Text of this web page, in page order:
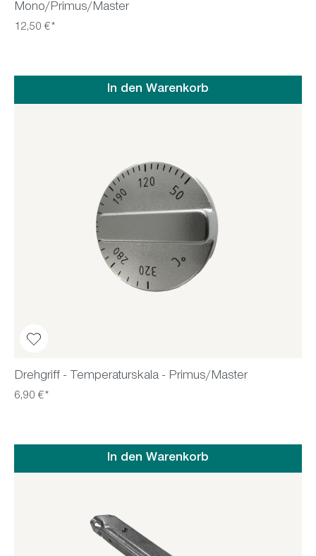
Mono/Primus/Master
12,50 €*
In den Warenkorb
Drehgriff - Temperaturskala - Primus/Master
6,90 €*
In den Warenkorb